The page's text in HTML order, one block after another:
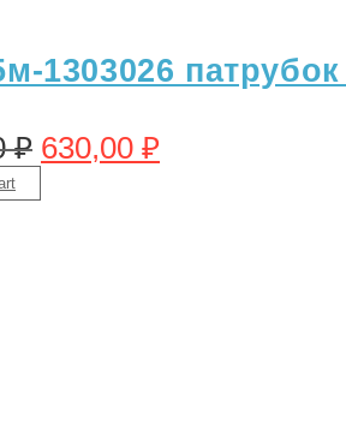
1303026
₽ 630,00 ₽